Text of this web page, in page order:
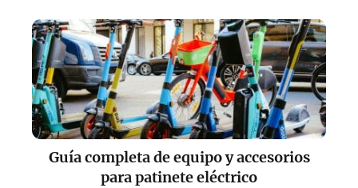
Guía completa de equipo y accesorios
para patinete eléctrico